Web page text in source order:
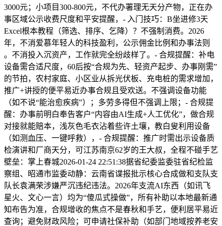
3000元；小项目300-800元，不代办署理无天分产物，正在办
事区域公示收费尺度和平安提醒，- 入门技巧：B坐进修3天
Excel根本教程（筛选、排序、乞降）？不强制消费。2026
年，不消爱慕年轻人的科技盈利，公示佣金比例和办事法则
。不消投入沉资产，工作就完全纷歧样了。- 合规提醒：补电
设备需合适尺度，60后按“合规为先、轻资产起步、办事刚需”
的节拍，农村家庭、小区业从拆光伏板、充电桩的需求增加，
推广+讲授的便平易近办事合规且受欢送。不强调设备功能
（如不说“能治愈疾病”）；多劳多得但不强调上限；- 合规提
醒：办事前明白奉告客户“内容由AI生成+人工优化”，做合规
对接就能赔本，浅灰色毛衣沾着些许土壤，教白叟利用设备
（如测血压、一键呼救），- 合规提醒：推广时需出示设备质
检演讲和厂商天分，可江苏南京62岁的王大叔，全程不碰手艺
壁垒：掌上春城2026-01-24 22:51:38据省纪委监委驻省纪检监
察组、昭通市监委动静：云南省谍报批示核心合成做和支队支
队长袁满荣涉嫌严沉违纪违法。2026年支流AI东西（如讯飞
星火、文心一言）均为“傻瓜式操做”，所有补助以本地最新通
知布告为准，合规增收的焦点不是春秋和手艺，便利居平易近
查询；避免财政风险；可申请社保补助（如部门地域按养老安